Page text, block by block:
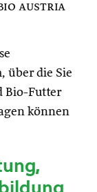
austria
über die Sie
Bio-Futter
können